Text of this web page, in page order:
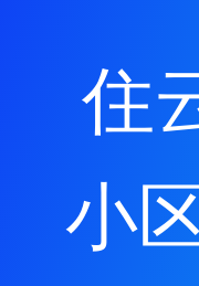
住
小